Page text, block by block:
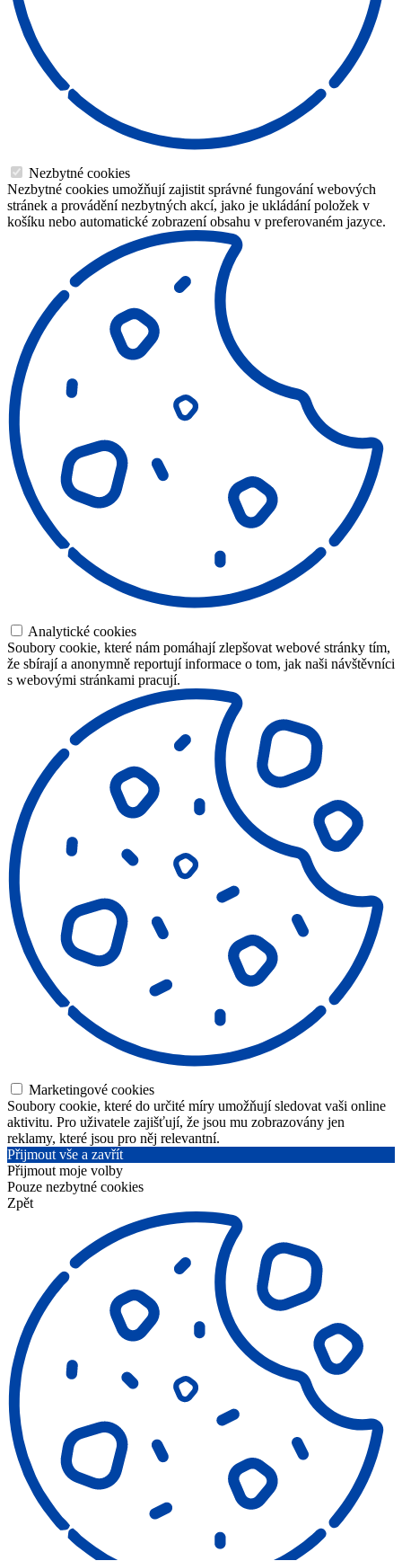
Nezbytné cookies
Nezbytné cookies umožňují zajistit správné fungování webových
stránek a provádění nezbytných akcí, jako je ukládání položek v
košíku nebo automatické zobrazení obsahu v preferovaném jazyce.
Analytické cookies
Soubory cookie, které nám pomáhají zlepšovat webové stránky tím,
že sbírají a anonymně reportují informace o tom, jak naši návštěvníci
s webovými stránkami pracují.
Marketingové cookies
Soubory cookie, které do určité míry umožňují sledovat vaši online
aktivitu. Pro uživatele zajišťují, že jsou mu zobrazovány jen
reklamy, které jsou pro něj relevantní.
Přijmout vše a zavřít
Přijmout moje volby
Pouze nezbytné cookies
Zpět